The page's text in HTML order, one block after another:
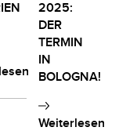
2025:
DER
TERMIN
IN
BOLOGNA!
Weiterlesen